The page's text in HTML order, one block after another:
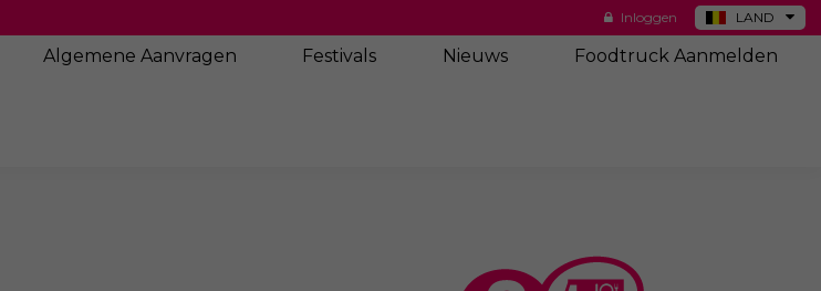
LAND
DE
Inloggen
Algemene Aanvragen Festivals Nieuws Foodtruck Aanmelden